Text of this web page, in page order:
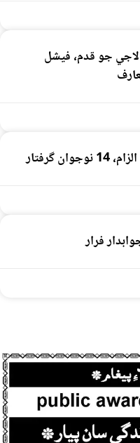
جو قدم، فيشل
فرار